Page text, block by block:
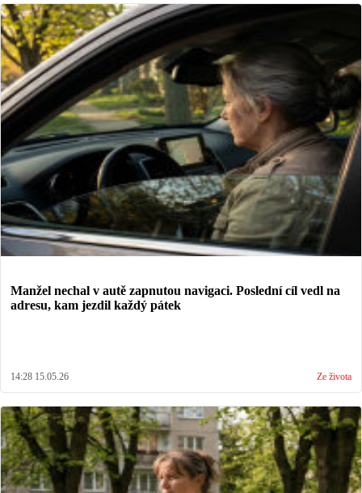
Manžel nechal v autě zapnutou navigaci. Poslední cíl vedl na
adresu, kam jezdil každý pátek
14:28 15.05.26 Ze života